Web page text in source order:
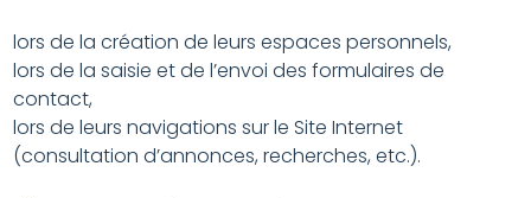
lors de la création de leurs espaces personnels,
lors de la saisie et de l’envoi des formulaires de
contact,
lors de leurs navigations sur le Site Internet
(consultation d’annonces, recherches, etc.).